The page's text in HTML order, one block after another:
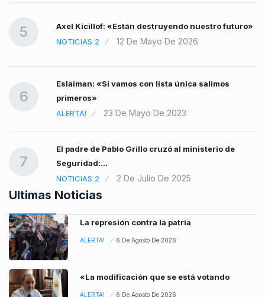
5
Axel Kicillof: «Están destruyendo nuestro futuro»
NOTICIAS 2
12 De Mayo De 2026
6
Eslaiman: «Si vamos con lista única salimos
primeros»
ALERTA!
23 De Mayo De 2023
7
El padre de Pablo Grillo cruzó al ministerio de
Seguridad:…
NOTICIAS 2
2 De Julio De 2025
Ultimas Noticias
La represión contra la patria
ALERTA! 6 De Agosto De 2026
«La modificación que se está votando
ALERTA! 6 De Agosto De 2026